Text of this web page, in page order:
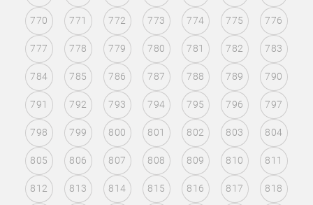
770 771 772 773 774 775 776
777 778 779 780 781 782 783
784 785 786 787 788 789 790
791 792 793 794 795 796 797
798 799 800 801 802 803 804
805 806 807 808 809 810 811
812 813 814 815 816 817 818